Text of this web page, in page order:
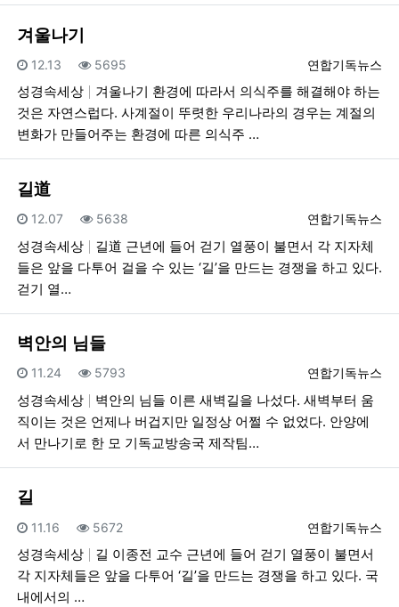
겨울나기
등록자
연합기독뉴스
등록일
12.13 조회
5695
성경속세상
겨울나기 환경에 따라서 의식주를 해결해야 하는
것은 자연스럽다. 사계절이 뚜렷한 우리나라의 경우는 계절의
변화가 만들어주는 환경에 따른 의식주 …
길道
등록자
연합기독뉴스
등록일
12.07 조회
5638
성경속세상
길道 근년에 들어 걷기 열풍이 불면서 각 지자체
들은 앞을 다투어 걸을 수 있는 ‘길’을 만드는 경쟁을 하고 있다.
걷기 열…
벽안의 님들
등록자
연합기독뉴스
등록일
11.24 조회
5793
성경속세상
벽안의 님들 이른 새벽길을 나섰다. 새벽부터 움
직이는 것은 언제나 버겁지만 일정상 어쩔 수 없었다. 안양에
서 만나기로 한 모 기독교방송국 제작팀…
길
등록자
연합기독뉴스
등록일
11.16 조회
5672
성경속세상
길 이종전 교수 근년에 들어 걷기 열풍이 불면서
각 지자체들은 앞을 다투어 ‘길’을 만드는 경쟁을 하고 있다. 국
내에서의 …